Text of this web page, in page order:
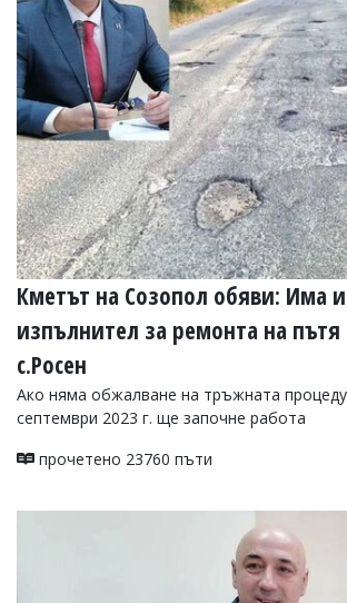
Кметът на Созопол обяви: Има
изпълнител за ремонта на
с.Росен
Ако няма обжалване на тръжната
септември 2023 г. ще започне работа
прочетено 23760 пъти